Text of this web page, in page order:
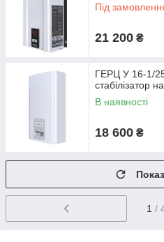
Під
21 200 ₴
ГЕРЦ У 16-1/
стабілізатор
В наявності
18 600 ₴
1 /